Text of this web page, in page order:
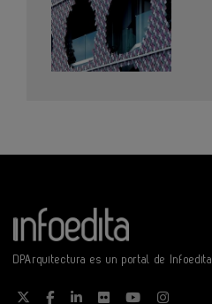
DPArquitectura es un portal de Infoedita